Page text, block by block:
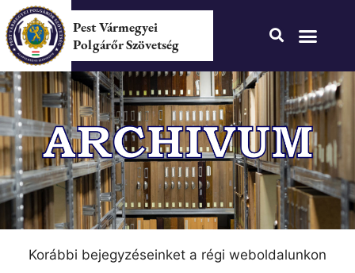
Pest Vármegyei
Polgárőr Szövetség
Korábbi bejegyzéseinket a régi weboldalunkon